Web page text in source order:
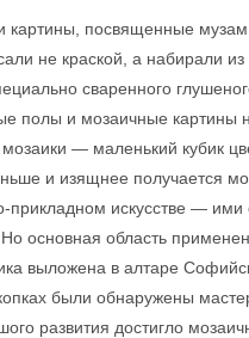
картины, посвященные
не краской, а набирали
сваренного
полы и мозаичные картины
— маленький кубик
и изящнее получается
прикладном искусстве —
основная область
выложена в алтаре
были обнаружены
развития достигло